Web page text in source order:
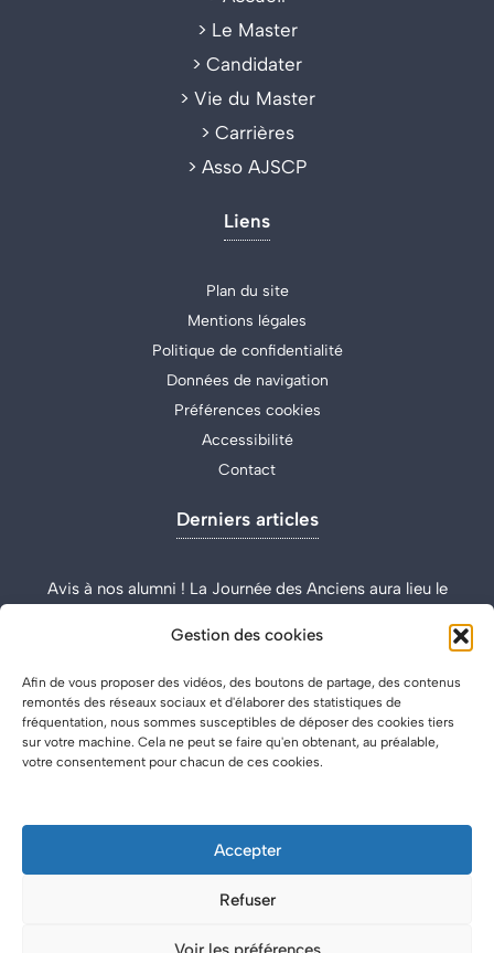
Gestion des cookies
Afin de vous proposer des vidéos, des boutons de partage, des contenus
remontés des réseaux sociaux et d'élaborer des statistiques de
fréquentation, nous sommes susceptibles de déposer des cookies tiers
sur votre machine. Cela ne peut se faire qu'en obtenant, au préalable,
votre consentement pour chacun de ces cookies.
Accepter
Refuser
> Le Master
> Candidater
> Vie du Master
> Carrières
> Asso AJSCP
Liens
Plan du site
Mentions légales
Politique de confidentialité
Données de navigation
Préférences cookies
Accessibilité
Contact
Derniers articles
Avis à nos alumni ! La Journée des Anciens aura lieu le
Les étudiants en week-end à Paris
© AJSCP - Master DCPAP 2026
RéalisationBlitzo